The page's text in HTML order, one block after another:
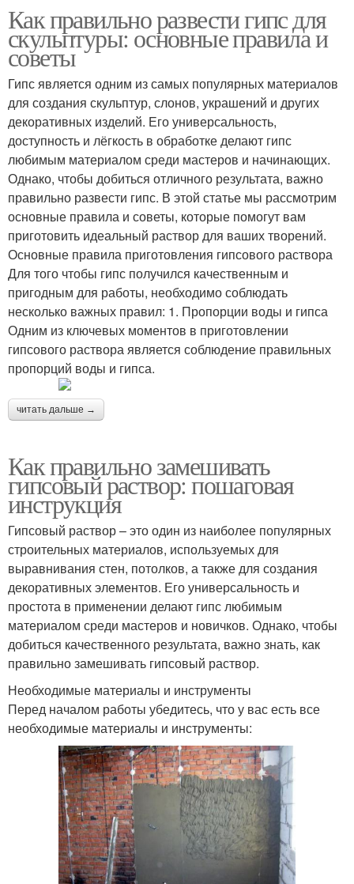
Как правильно развести гипс для
скульптуры: основные правила и
советы
Гипс является одним из самых популярных материалов
для создания скульптур, слонов, украшений и других
декоративных изделий. Его универсальность,
доступность и лёгкость в обработке делают гипс
любимым материалом среди мастеров и начинающих.
Однако, чтобы добиться отличного результата, важно
правильно развести гипс. В этой статье мы рассмотрим
основные правила и советы, которые помогут вам
приготовить идеальный раствор для ваших творений.
Основные правила приготовления гипсового раствора
Для того чтобы гипс получился качественным и
пригодным для работы, необходимо соблюдать
несколько важных правил: 1. Пропорции воды и гипса
Одним из ключевых моментов в приготовлении
гипсового раствора является соблюдение правильных
пропорций воды и гипса.
читать дальше →
Как правильно замешивать
гипсовый раствор: пошаговая
инструкция
Гипсовый раствор – это один из наиболее популярных
строительных материалов, используемых для
выравнивания стен, потолков, а также для создания
декоративных элементов. Его универсальность и
простота в применении делают гипс любимым
материалом среди мастеров и новичков. Однако, чтобы
добиться качественного результата, важно знать, как
правильно замешивать гипсовый раствор.
Необходимые материалы и инструменты
Перед началом работы убедитесь, что у вас есть все
необходимые материалы и инструменты: